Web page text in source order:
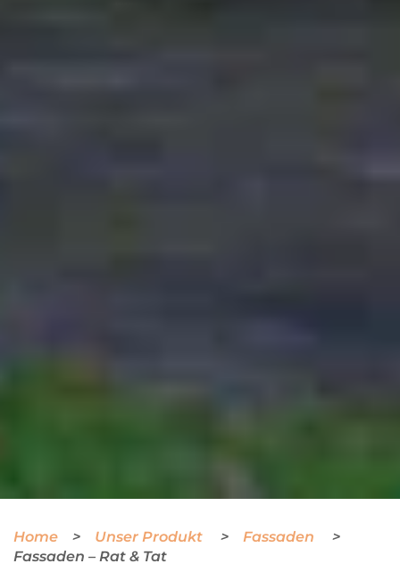
Home Unser Produkt
Fassaden
Fassaden – Rat & Tat